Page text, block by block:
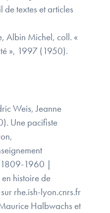
textes et articles
Albin Michel, coll. «
», 1997 (1950).
Weis, Jeanne
Une pacifiste
1809-1960 |
histoire de
rhe.ish-lyon.cnrs.fr
Halbwachs et